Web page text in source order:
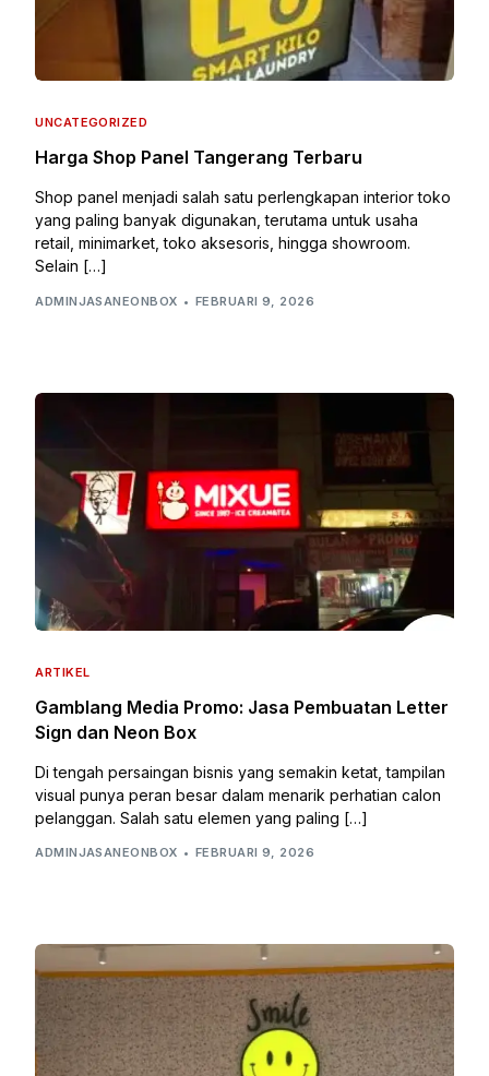
UNCATEGORIZED
Harga Shop Panel Tangerang Terbaru
Shop panel menjadi salah satu perlengkapan interior toko
yang paling banyak digunakan, terutama untuk usaha
retail, minimarket, toko aksesoris, hingga showroom.
Selain […]
ADMINJASANEONBOX FEBRUARI 9, 2026
ARTIKEL
Gamblang Media Promo: Jasa Pembuatan Letter
Sign dan Neon Box
Di tengah persaingan bisnis yang semakin ketat, tampilan
visual punya peran besar dalam menarik perhatian calon
pelanggan. Salah satu elemen yang paling […]
ADMINJASANEONBOX FEBRUARI 9, 2026